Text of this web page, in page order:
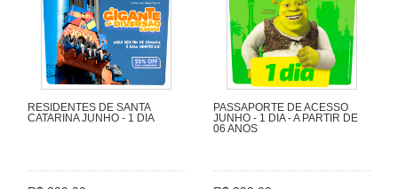
RESIDENTES DE SANTA
CATARINA JUNHO - 1 DIA
PASSAPORTE DE ACESSO
JUNHO - 1 DIA - A PARTIR DE
06 ANOS